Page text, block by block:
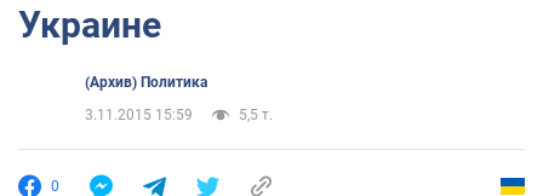
Украине
(Архив) Политика
3.11.2015 15:59
5,5 т.
0